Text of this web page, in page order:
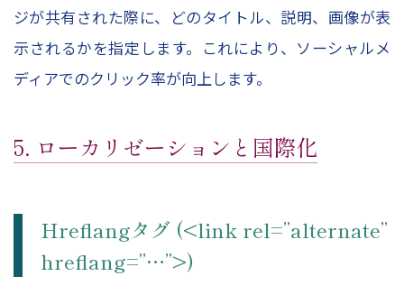
ジが共有された際に、どのタイトル、説明、画像が表
示されるかを指定します。これにより、ソーシャルメ
ディアでのクリック率が向上します。
5. ローカリゼーションと国際化
Hreflangタグ (<link rel=”alternate”
hreflang=”…”>)